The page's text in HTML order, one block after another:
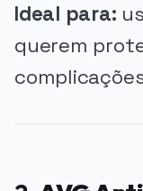
Ideal para:
querem